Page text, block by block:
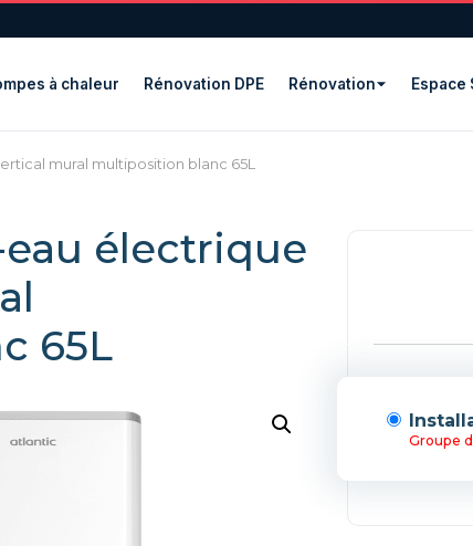
à chaleur Rénovation DPE Rénovation Espace
mural multiposition blanc 65L
électrique
65L
Groupe